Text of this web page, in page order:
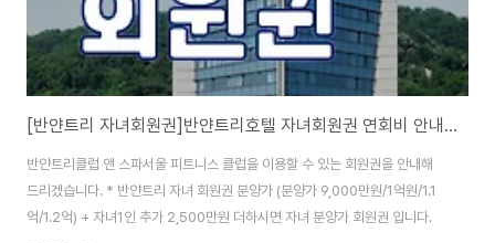
[반얀트리 자녀회원권]반얀트리호텔 자녀회원권 연회비 안내입니다.
반얀트리클럽 앤 스파서울 피트니스 클럽을 이용할 수 있는 회원권을 안내해
드리겠습니다. * 반얀트리 자녀 회원권 분양가 (분양가 9,000만원/1억원/1.1
억/1.2억) + 자녀1인 추가 2,500만원 더하시면 자녀 분양가 회원권 입니다.